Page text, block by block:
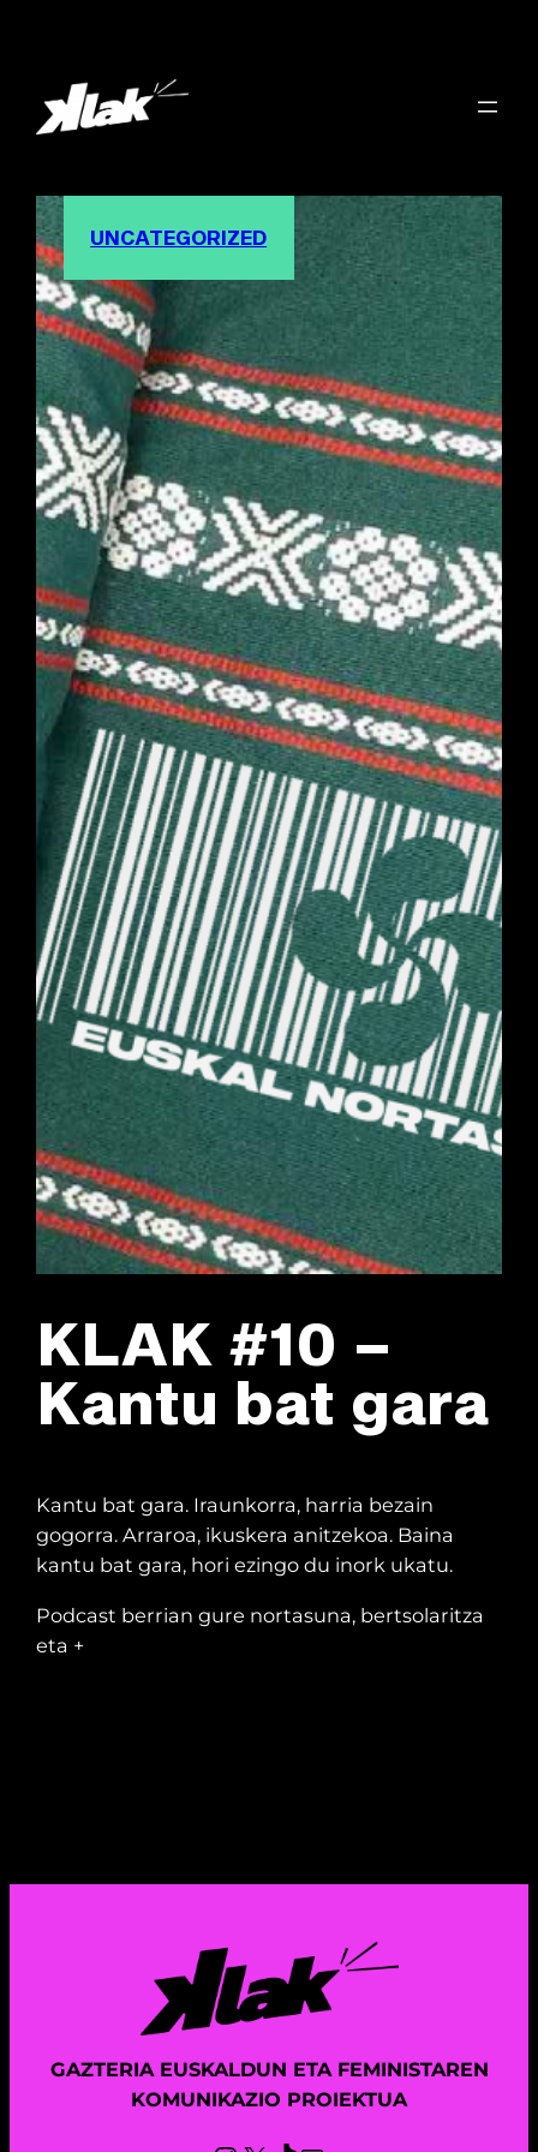
UNCATEGORIZED
KLAK #10 –
Kantu bat gara
Kantu bat gara. Iraunkorra, harria bezain
gogorra. Arraroa, ikuskera anitzekoa. Baina
kantu bat gara, hori ezingo du inork ukatu.
Podcast berrian gure nortasuna, bertsolaritza
eta +
GAZTERIA EUSKALDUN ETA FEMINISTAREN
KOMUNIKAZIO PROIEKTUA